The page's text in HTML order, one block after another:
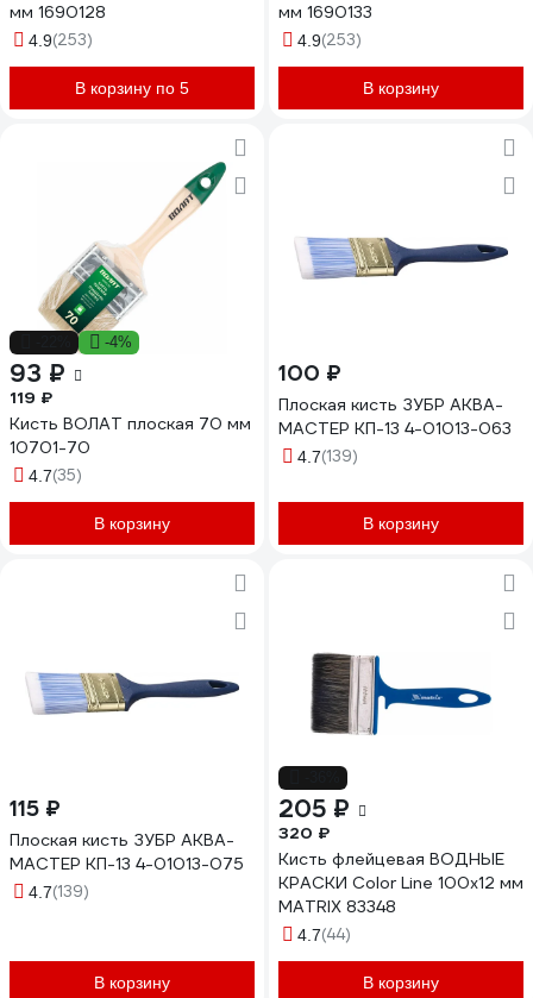
мм 1690128
4.9(253)
В корзину по 5
мм 1690133
4.9(253)
В корзину
-4%
93 ₽
119 ₽
Кисть ВОЛАТ плоская 70 мм
10701-70
4.7(35)
В корзину
100 ₽
Плоская кисть ЗУБР АКВА-
МАСТЕР КП-13 4-01013-063
4.7(139)
В корзину
115 ₽
Плоская кисть ЗУБР АКВА-
МАСТЕР КП-13 4-01013-075
4.7(139)
В корзину
205 ₽
320 ₽
Кисть флейцевая ВОДНЫЕ
КРАСКИ Color Line 100x12 мм
MATRIX 83348
4.7(44)
В корзину